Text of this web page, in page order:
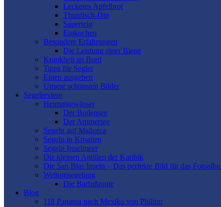
Leckeres Apfelbrot
Thunfisch-Dip
Sauerteig
Einkochen
Besondere Erfahrungen
Die Leistung einer Biene
Krankheit an Bord
Tipps für Segler
Einen ausgeben
Unsere schönsten Bilder
Segelreviere
Heimatgewässer
Der Bodensee
Der Ammersee
Segeln auf Mallorca
Segeln in Kroatien
Segeln Ijsselmeer
Die kleinen Antillen der Karibik
Die San Blas Inseln – Das perfekte Bild für das
Weltumsegelung
Die Barfußroute
Blog
118 Panama nach Mexiko von Philipp